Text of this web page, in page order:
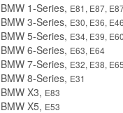
BMW 1-Series, E81, E87,
BMW 3-Series, E30, E36,
BMW 5-Series, E34, E39,
BMW 6-Series, E63, E64
BMW 7-Series, E32, E38,
BMW 8-Series, E31
BMW X3, E83
BMW X5, E53